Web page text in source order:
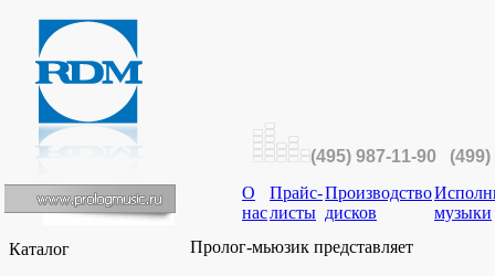
(495) 987-11-90 (499)
О
нас
Прайс-
листы
Производство
дисков
музыки
Каталог
Пролог-мьюзик представляет